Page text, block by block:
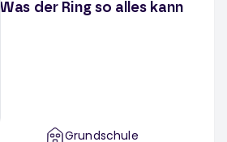
Was der Ring so alles kann
Grundschule